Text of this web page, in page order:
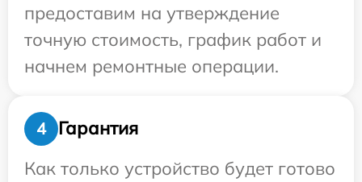
предоставим на утверждение
точную стоимость, график работ и
начнем ремонтные операции.
4
Гарантия
Как только устройство будет готово